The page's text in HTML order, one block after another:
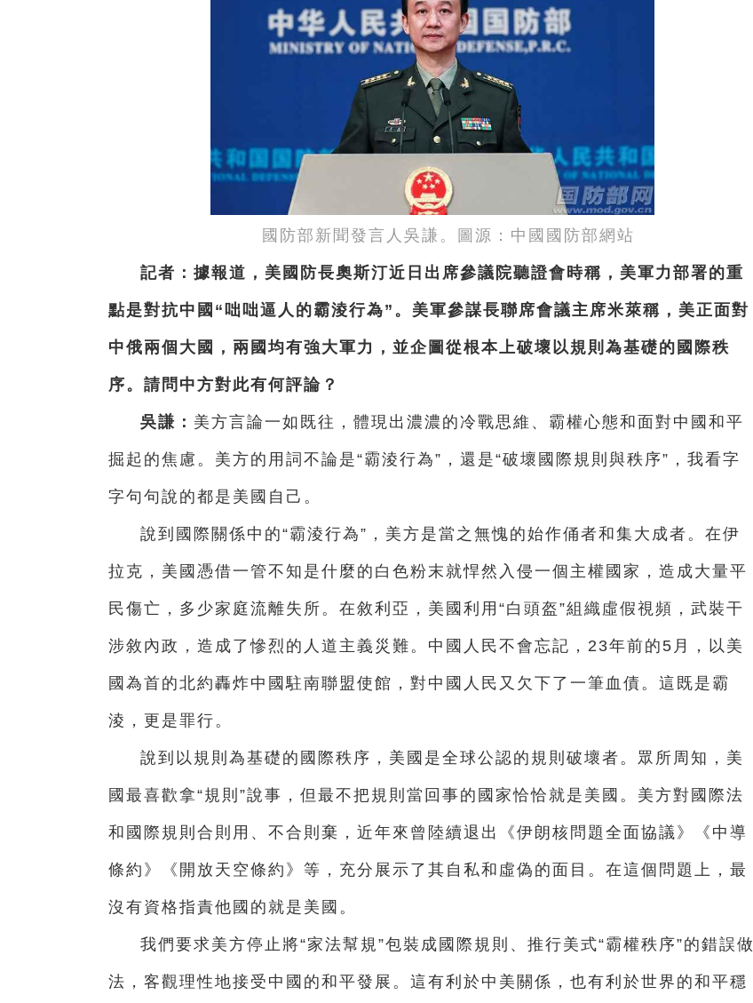
國防部新聞發言人吳謙。圖源：中國國防部網站
記者：據報道，美國防長奧斯汀近日出席參議院聽證會時稱，美軍力部署的重
點是對抗中國“咄咄逼人的霸淩行為”。美軍參謀長聯席會議主席米萊稱，美正面對
中俄兩個大國，兩國均有強大軍力，並企圖從根本上破壞以規則為基礎的國際秩
序。請問中方對此有何評論？
吳謙： 美方言論一如既往，體現出濃濃的冷戰思維、霸權心態和面對中國和平
掘起的焦慮。美方的用詞不論是“霸淩行為”，還是“破壞國際規則與秩序”，我看字
字句句說的都是美國自己。
說到國際關係中的“霸淩行為”，美方是當之無愧的始作俑者和集大成者。在伊
拉克，美國憑借一管不知是什麼的白色粉末就悍然入侵一個主權國家，造成大量平
民傷亡，多少家庭流離失所。在敘利亞，美國利用“白頭盔”組織虛假視頻，武裝干
涉敘內政，造成了慘烈的人道主義災難。中國人民不會忘記，23年前的5月，以美
國為首的北約轟炸中國駐南聯盟使館，對中國人民又欠下了一筆血債。這既是霸
淩，更是罪行。
說到以規則為基礎的國際秩序，美國是全球公認的規則破壞者。眾所周知，美
國最喜歡拿“規則”說事，但最不把規則當回事的國家恰恰就是美國。美方對國際法
和國際規則合則用、不合則棄，近年來曾陸續退出《伊朗核問題全面協議》《中導
條約》《開放天空條約》等，充分展示了其自私和虛偽的面目。在這個問題上，最
沒有資格指責他國的就是美國。
我們要求美方停止將“家法幫規”包裝成國際規則、推行美式“霸權秩序”的錯誤做
法，客觀理性地接受中國的和平發展。這有利於中美關係，也有利於世界的和平穩